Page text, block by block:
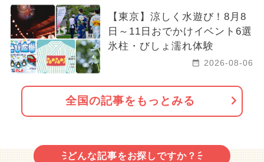
【東京】涼しく水遊び！8月8
日～11日おでかけイベント6選
氷柱・びしょ濡れ体験
2026-08-06
全国の記事をもっとみる
どんな記事をお探しですか？